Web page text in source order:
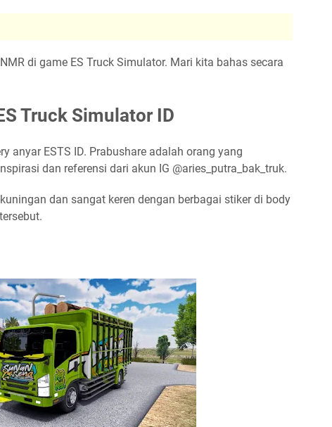
di game ES Truck Simulator. Mari kita bahas secara
Truck Simulator ID
anyar ESTS ID. Prabushare adalah orang yang
dan referensi dari akun IG @aries_putra_bak_truk.
dan sangat keren dengan berbagai stiker di body